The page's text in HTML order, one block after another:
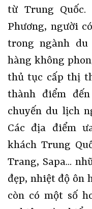
từ Trung Quốc.
Phương, người
trong ngành
hàng không
thủ tục cấp thị
thành điểm
chuyến du lịch
Các địa điểm
khách Trung
Trang, Sapa...
đẹp, nhiệt độ ôn
còn có một số